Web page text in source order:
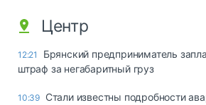
Центр
12:21
Брянский предприниматель
штраф за негабаритный груз
10:39 Стали известны подробности